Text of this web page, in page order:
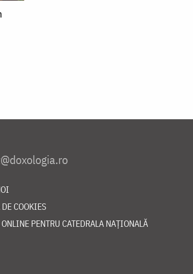
COOKIES
PENTRU CATEDRALA NAȚIONALĂ